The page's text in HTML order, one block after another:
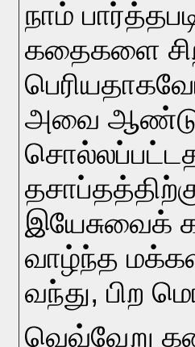
நாம்
கதைகளை
அவை
இயேசுவைக்
வாழ்ந்த
வந்து, பிற
வெவ்வேறு